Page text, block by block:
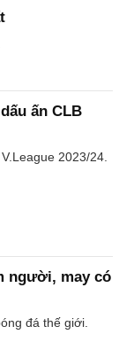
ấn CLB
2023/24.
người, may có
đá thế giới.